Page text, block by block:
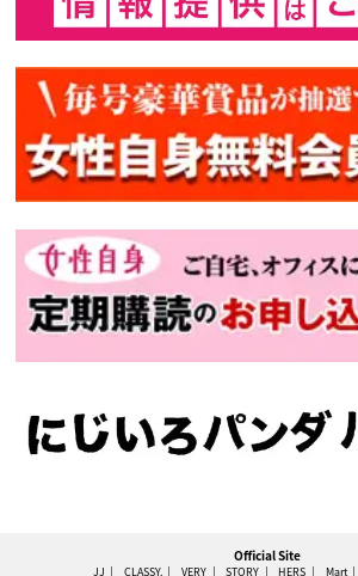
Official Site
JJ CLASSY. VERY STORY HERS Mart